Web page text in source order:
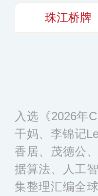
珠江桥牌
入选《2026年
干妈、李锦记
香居、茂德公
据算法、人工
集整理汇编全